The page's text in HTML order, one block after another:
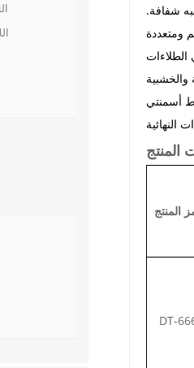
شفافة.
ومتعددة
الطلاءات
والخشبية
أسمنتي
المنتج
المنتج
DT-